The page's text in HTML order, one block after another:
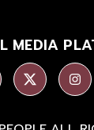
MEDIA